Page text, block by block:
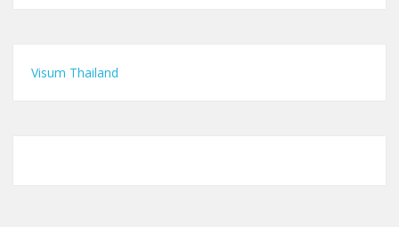
Visum Thailand